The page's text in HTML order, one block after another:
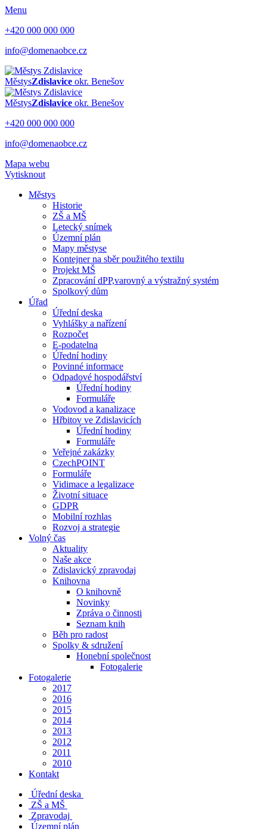
Menu
+420 000 000 000
info@domenaobce.cz
MěstysZdislavice okr. Benešov
MěstysZdislavice okr. Benešov
+420 000 000 000
info@domenaobce.cz
Mapa webu
Vytisknout
Městys
Historie
ZŠ a MŠ
Letecký snímek
Územní plán
Mapy městyse
Kontejner na sběr použitého textilu
Projekt MŠ
Zpracování dPP,varovný a výstražný systém
Spolkový dům
Úřad
Úřední deska
Vyhlášky a nařízení
Rozpočet
E-podatelna
Úřední hodiny
Povinné informace
Odpadové hospodářství
Úřední hodiny
Formuláře
Vodovod a kanalizace
Hřbitov ve Zdislavicích
Úřední hodiny
Formuláře
Veřejné zakázky
CzechPOINT
Formuláře
Vidimace a legalizace
Životní situace
GDPR
Mobilní rozhlas
Rozvoj a strategie
Volný čas
Aktuality
Naše akce
Zdislavický zpravodaj
Knihovna
O knihovně
Novinky
Zpráva o činnosti
Seznam knih
Běh pro radost
Spolky & sdružení
Honební společnost
Fotogalerie
Fotogalerie
2017
2016
2015
2014
2013
2012
2011
2010
Kontakt
Úřední deska
ZŠ a MŠ
Zpravodaj
Územní plán